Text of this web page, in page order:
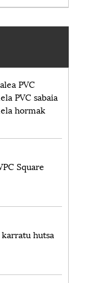
PVC
PVC sabaia
hormak
Square
hutsa